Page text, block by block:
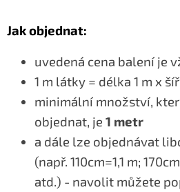
Jak objednat:
uvedená cena balení je
1 m látky = délka 1 m x
minimální množství,
objednat, je 1 metr
a dále lze objednávat
(např. 110cm=1,1 m;
atd.) - navolit můžete